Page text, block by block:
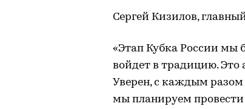
Сергей Кизилов,
«Этап Кубка России мы
войдет в традицию.
Уверен, с каждым разом
мы планируем провести